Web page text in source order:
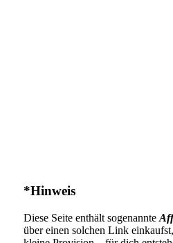
*Hinweis
Diese Seite enthält sogenannte
über einen solchen Link